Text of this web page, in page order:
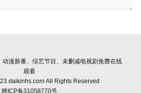
动漫新番、综艺节目、未删减电视剧免费在线
观看
daikinhs.com All Rights Reserved
赣ICP备31058770号